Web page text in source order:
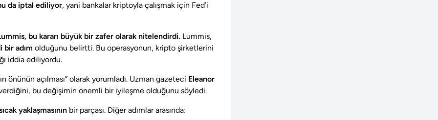
da iptal ediliyor, yani bankalar kriptoyla çalışmak için Fed’i
bu kararı büyük bir zafer olarak nitelendirdi. Lummis,
bir adım olduğunu belirtti. Bu operasyonun, kripto şirketlerini
iddia ediliyordu.
önünün açılması” olarak yorumladı. Uzman gazeteci Eleanor
bu değişimin önemli bir iyileşme olduğunu söyledi.
yaklaşmasının bir parçası. Diğer adımlar arasında: